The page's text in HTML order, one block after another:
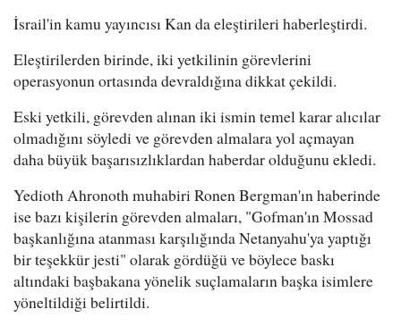
İsrail'in kamu yayıncısı Kan da eleştirileri haberleştirdi.
Eleştirilerden birinde, iki yetkilinin görevlerini
operasyonun ortasında devraldığına dikkat çekildi.
Eski yetkili, görevden alınan iki ismin temel karar alıcılar
olmadığını söyledi ve görevden almalara yol açmayan
daha büyük başarısızlıklardan haberdar olduğunu ekledi.
Yedioth Ahronoth muhabiri Ronen Bergman'ın haberinde
ise bazı kişilerin görevden almaları, "Gofman'ın Mossad
başkanlığına atanması karşılığında Netanyahu'ya yaptığı
bir teşekkür jesti" olarak gördüğü ve böylece baskı
altındaki başbakana yönelik suçlamaların başka isimlere
yöneltildiği belirtildi.